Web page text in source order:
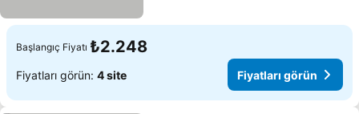
Başlangıç Fiyatı ₺2.248
Fiyatları görün: 4 site Fiyatları görün